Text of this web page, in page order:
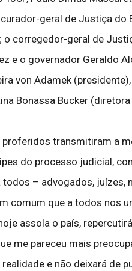
geral de Justiça
corregedor-geral de
e o governador
von Adamek
Bonassa Bucker
transmitiram a
do processo judicial,
– advogados,
comum que a todos nos
assola o país,
me pareceu mais
e não deixará